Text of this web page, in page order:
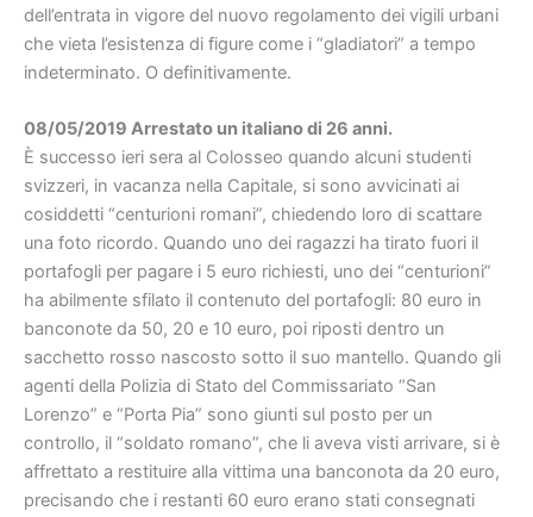
dell’entrata in vigore del nuovo regolamento dei vigili urbani
che vieta l’esistenza di figure come i “gladiatori” a tempo
indeterminato. O definitivamente.
08/05/2019 Arrestato un italiano di 26 anni.
È successo ieri sera al Colosseo quando alcuni studenti
svizzeri, in vacanza nella Capitale, si sono avvicinati ai
cosiddetti “centurioni romani”, chiedendo loro di scattare
una foto ricordo. Quando uno dei ragazzi ha tirato fuori il
portafogli per pagare i 5 euro richiesti, uno dei “centurioni”
ha abilmente sfilato il contenuto del portafogli: 80 euro in
banconote da 50, 20 e 10 euro, poi riposti dentro un
sacchetto rosso nascosto sotto il suo mantello. Quando gli
agenti della Polizia di Stato del Commissariato “San
Lorenzo” e “Porta Pia” sono giunti sul posto per un
controllo, il “soldato romano”, che li aveva visti arrivare, si è
affrettato a restituire alla vittima una banconota da 20 euro,
precisando che i restanti 60 euro erano stati consegnati